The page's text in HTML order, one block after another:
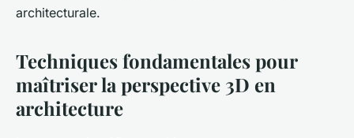
architecturale.
Techniques fondamentales pour
maîtriser la perspective 3D en
architecture